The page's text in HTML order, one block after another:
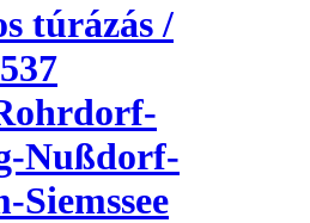
túrázás /
Nußdorf-
Siemssee